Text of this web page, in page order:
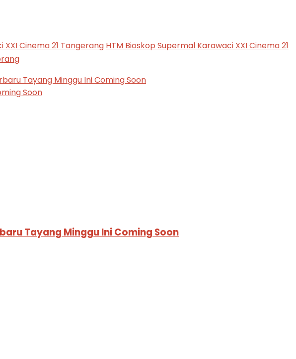
Cinema 21 Tangerang HTM Bioskop Supermal Karawaci XXI Cinema 21
Tayang Minggu Ini Coming Soon
Soon
Tayang Minggu Ini Coming Soon